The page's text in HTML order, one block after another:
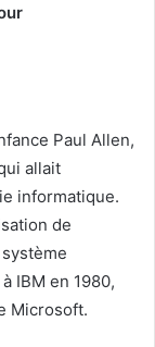
Paul Allen,
allait
informatique.
de
IBM en 1980,
Microsoft.